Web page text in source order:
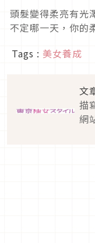
頭髮變得柔亮有光
不定哪一天，你的
Tags : 美女養成
文
描
網